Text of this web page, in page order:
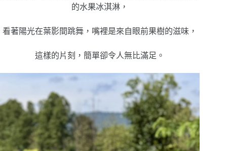
的水果冰淇淋，
看著陽光在葉影間跳舞，嘴裡是來自眼前果樹的滋味，
這樣的片刻，簡單卻令人無比滿足。